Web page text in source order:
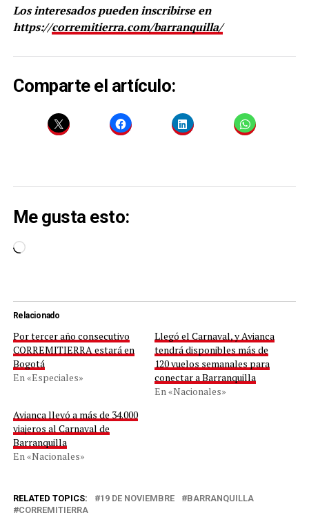
Los interesados pueden inscribirse en
https://corremitierra.com/barranquilla/
Comparte el artículo:
Me gusta esto:
Cargando...
Relacionado
Por tercer año consecutivo
CORREMITIERRA estará en
Bogotá
En «Especiales»
Llegó el Carnaval, y Avianca
tendrá disponibles más de
120 vuelos semanales para
conectar a Barranquilla
En «Nacionales»
Avianca llevó a más de 34.000
viajeros al Carnaval de
Barranquilla
En «Nacionales»
RELATED TOPICS: 19 DE NOVIEMBRE
BARRANQUILLA
CORREMITIERRA